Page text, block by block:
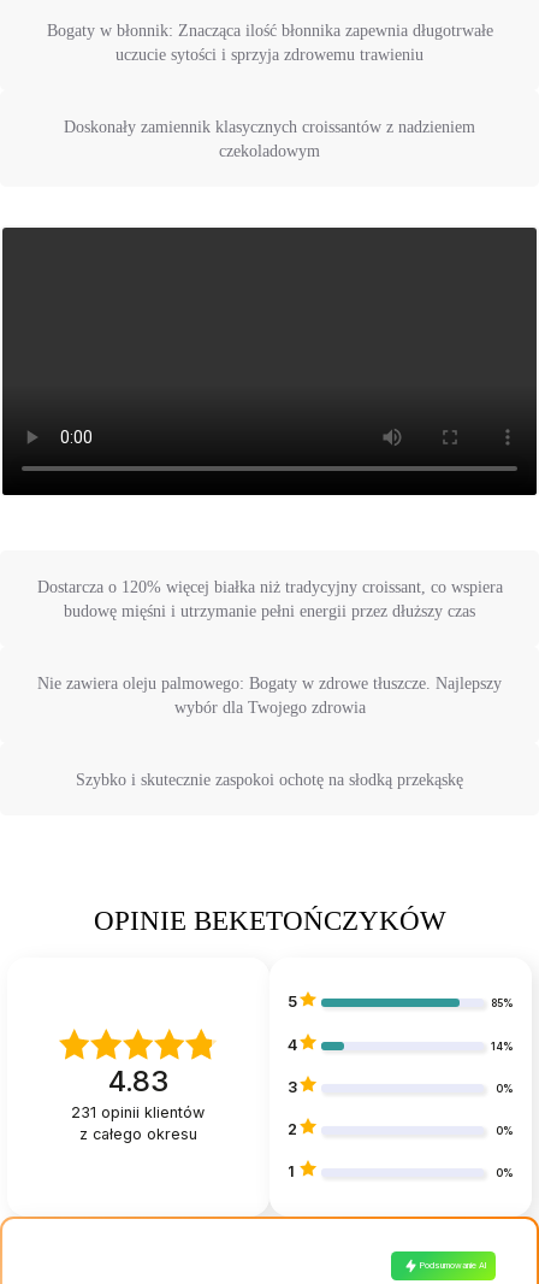
Bogaty w błonnik: Znacząca ilość błonnika zapewnia długotrwałe
uczucie sytości i sprzyja zdrowemu trawieniu
Doskonały zamiennik klasycznych croissantów z nadzieniem
czekoladowym
Dostarcza o 120% więcej białka niż tradycyjny croissant, co wspiera
budowę mięśni i utrzymanie pełni energii przez dłuższy czas
Nie zawiera oleju palmowego: Bogaty w zdrowe tłuszcze. Najlepszy
wybór dla Twojego zdrowia
Szybko i skutecznie zaspokoi ochotę na słodką przekąskę
OPINIE BEKETOŃCZYKÓW
4.83
231 opinii klientów
z całego okresu
5 85%
4 14%
3 0%
2 0%
1 0%
Podsumowanie AI